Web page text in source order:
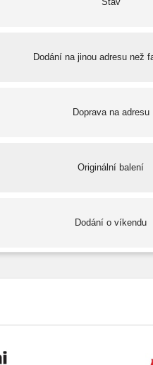
Dodání na jinou adresu než
Doprava na adresu
Originální balení
Dodání o víkendu